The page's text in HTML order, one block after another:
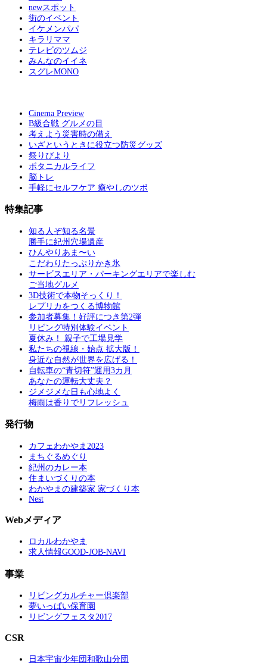
newスポット
街のイベント
イケメンパパ
キラリママ
テレビのツムジ
みんなのイイネ
スグレMONO
Cinema Preview
B級合戦 グルメの目
考えよう災害時の備え
いざというときに役立つ防災グッズ
祭りびより
ボタニカルライフ
脳トレ
手軽にセルフケア 癒やしのツボ
特集記事
知る人ぞ知る名景
勝手に紀州穴場遺産
ひんやりあま〜い
こだわりたっぷりかき氷
サービスエリア・パーキングエリアで楽しむ
ご当地グルメ
3D技術で本物そっくり！
レプリカをつくる博物館
参加者募集！好評につき第2弾
リビング特別体験イベント
夏休み！ 親子で工場見学
私たちの視線・始点 拡大版！
身近な自然が世界を広げる！
自転車の“青切符”運用3カ月
あなたの運転大丈夫？
ジメジメな日も心地よく
梅雨は香りでリフレッシュ
発行物
カフェわかやま2023
まちぐるめぐり
紀州のカレー本
住まいづくりの本
わかやまの建築家 家づくり本
Nest
Webメディア
ロカルわかやま
求人情報GOOD-JOB-NAVI
事業
リビングカルチャー倶楽部
夢いっぱい保育園
リビングフェスタ2017
CSR
日本宇宙少年団和歌山分団